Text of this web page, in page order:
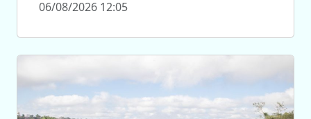
06/08/2026 12:05